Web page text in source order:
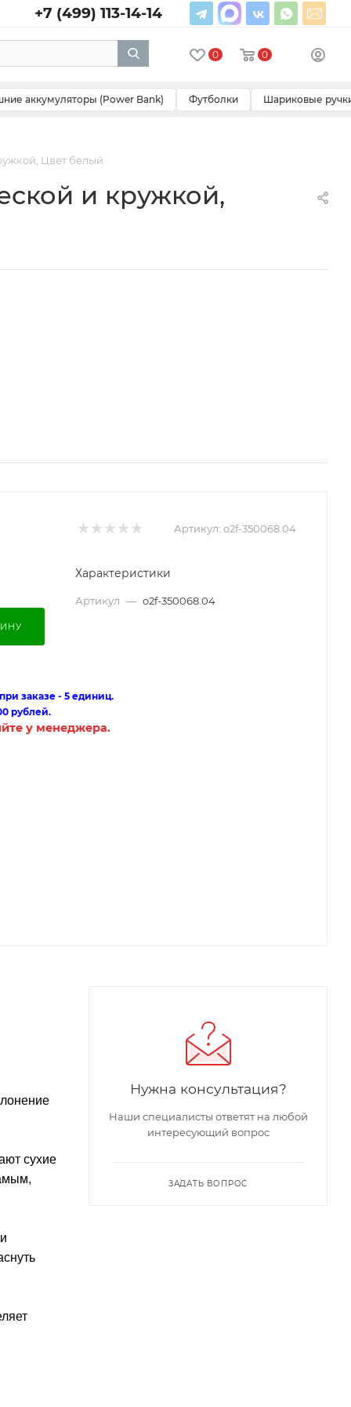
+7 (499) 113-14-14
0 0
аккумуляторы (Power Bank) Футболки Шариковые
Цвет белый
и кружкой,
Артикул: o2f-350068.04
Характеристики
Артикул — o2f-350068.04
заказе - 5 единиц.
рублей.
у менеджера.
сухие
Нужна консультация?
Наши специалисты ответят на любой
интересующий вопрос
ЗАДАТЬ ВОПРОС